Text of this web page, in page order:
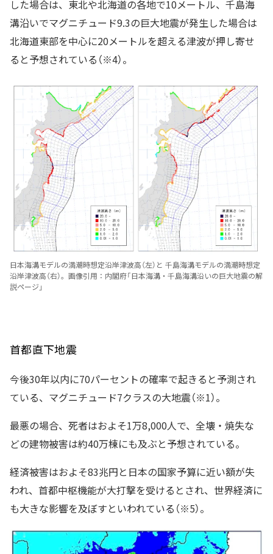
した場合は、東北や北海道の各地で10メートル、千島海
溝沿いでマグニチュード9.3の巨大地震が発生した場合は
北海道東部を中心に20メートルを超える津波が押し寄せ
ると予想されている（※4）。
日本海溝モデルの満潮時想定沿岸津波高（左）と 千島海溝モデルの満潮時想定
沿岸津波高（右）。画像引用：内閣府「日本海溝・千島海溝沿いの巨大地震の解
説ページ」
首都直下地震
今後30年以内に70パーセントの確率で起きると予測され
ている、マグニチュード7クラスの大地震（※1）。
最悪の場合、死者はおよそ1万8,000人で、全壊・焼失な
どの建物被害は約40万棟にも及ぶと予想されている。
経済被害はおよそ83兆円と日本の国家予算に近い額が失
われ、首都中枢機能が大打撃を受けるとされ、世界経済に
も大きな影響を及ぼすといわれている（※5）。